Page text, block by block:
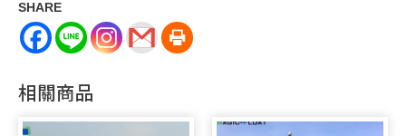
SHARE
相關商品